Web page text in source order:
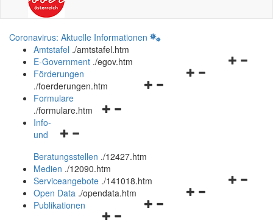
Coronavirus: Aktuelle Informationen
Amtstafel ./amtstafel.htm
Navigationsmenü
E-Government ./egov.htm
Navigationsmenü
Förderungen
./foerderungen.htm
Navigationsmenü
Formulare
./formulare.htm
Navigationsmenü
und
schließen
Info-
und
Beratungsstellen ./12427.htm
Medien ./12090.htm
Navigationsmenü
Serviceangebote ./141018.htm
Navigationsmenü
Open Data ./opendata.htm
Navigationsmenü
Publikationen